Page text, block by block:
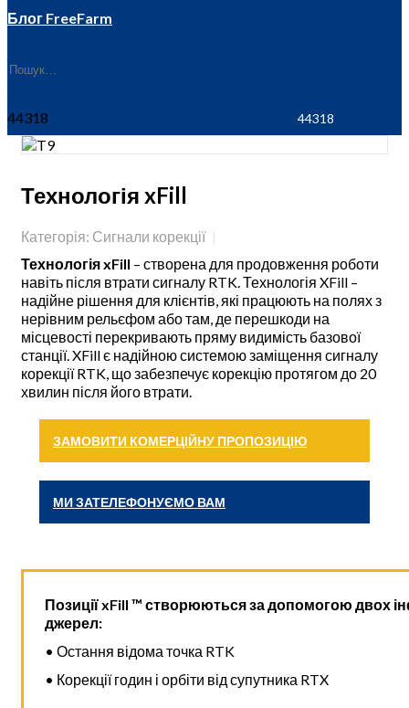
Блог FreeFarm
44318
Технологія xFill
Категорія: Сигнали корекції
Технологія xFill – створена для продовження роботи
навіть після втрати сигналу RTK. Технологія XFill –
надійне рішення для клієнтів, які працюють на полях з
нерівним рельєфом або там, де перешкоди на
місцевості перекривають пряму видимість базової
станції. XFill є надійною системою заміщення сигналу
корекції RTK, що забезпечує корекцію протягом до 20
хвилин після його втрати.
ЗАМОВИТИ КОМЕРЦІЙНУ ПРОПОЗИЦІЮ
МИ ЗАТЕЛЕФОНУЄМО ВАМ
Позиції xFill ™ створюються за допомогою двох
джерел:
• Остання відома точка RTK
• Корекції годин і орбіти від супутника RTX